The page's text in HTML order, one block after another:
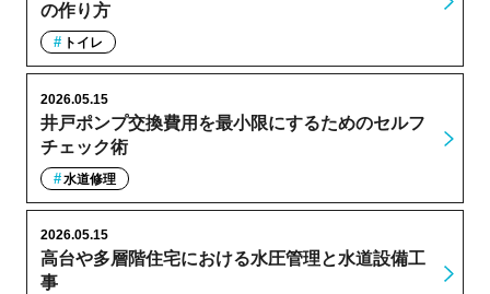
の作り方
トイレ
井戸ポンプ交換費用を最小限にするためのセルフ
チェック術
2026.05.15
水道修理
高台や多層階住宅における水圧管理と水道設備工
事
2026.05.15